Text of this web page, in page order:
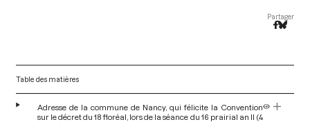
Partager
Table des matières
Adresse de la commune de Nancy, qui félicite la Convention
sur le décret du 18 floréal, lors de la séance du 16 prairial an II (4